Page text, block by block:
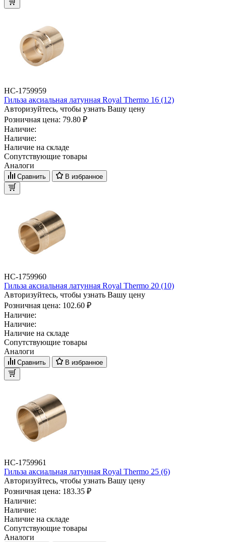
НС-1759959
Гильза аксиальная латунная Royal Thermo 16 (12)
Авторизуйтесь, чтобы узнать Вашу цену
Розничная цена: 79.80 ₽
Наличие:
Наличие:
Наличие на складе
Сопутствующие товары
Аналоги
Сравнить В избранное
НС-1759960
Гильза аксиальная латунная Royal Thermo 20 (10)
Авторизуйтесь, чтобы узнать Вашу цену
Розничная цена: 102.60 ₽
Наличие:
Наличие:
Наличие на складе
Сопутствующие товары
Аналоги
Сравнить В избранное
НС-1759961
Гильза аксиальная латунная Royal Thermo 25 (6)
Авторизуйтесь, чтобы узнать Вашу цену
Розничная цена: 183.35 ₽
Наличие:
Наличие:
Наличие на складе
Сопутствующие товары
Аналоги